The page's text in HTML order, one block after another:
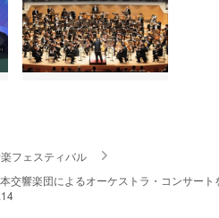
フェスティバル
交響楽団によるオーケストラ・コンサー